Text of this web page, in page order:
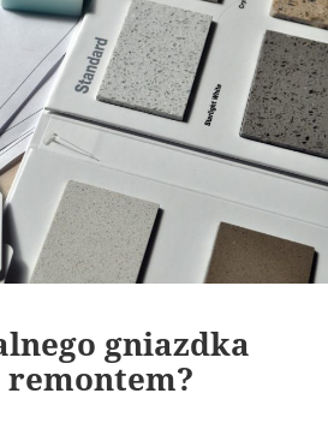
gniazdka
remontem?